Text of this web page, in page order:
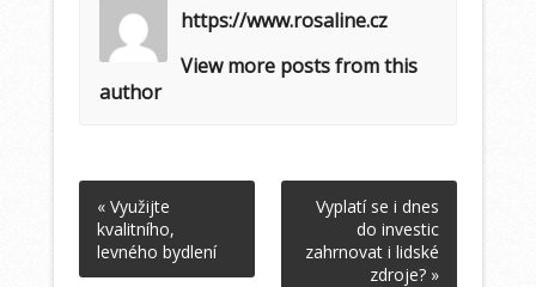
https://www.rosaline.cz
View more posts from this
author
« Využijte
kvalitního,
levného bydlení
Vyplatí se i dnes
do investic
zahrnovat i lidské
zdroje? »